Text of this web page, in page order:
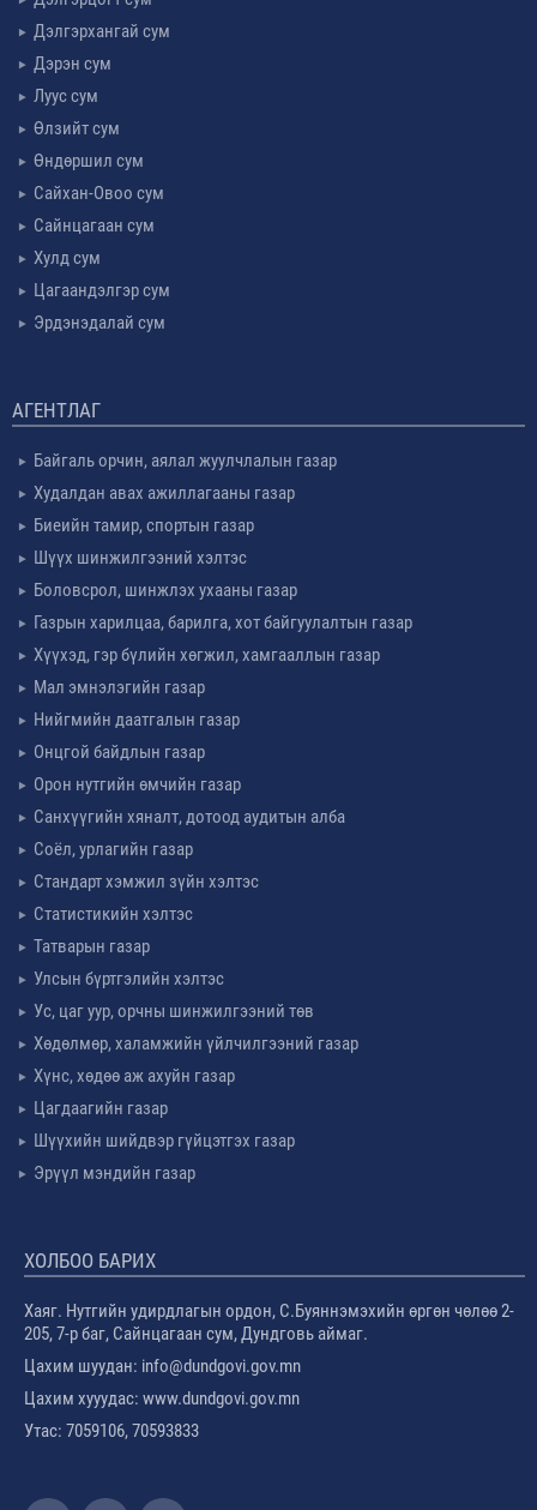
Дэлгэрхангай сум
Дэрэн сум
Луус сум
Өлзийт сум
Өндөршил сум
Сайхан-Овоо сум
Сайнцагаан сум
Хулд сум
Цагаандэлгэр сум
Эрдэнэдалай сум
АГЕНТЛАГ
Байгаль орчин, аялал жуулчлалын газар
Худалдан авах ажиллагааны газар
Биеийн тамир, спортын газар
Шүүх шинжилгээний хэлтэс
Боловсрол, шинжлэх ухааны газар
Газрын харилцаа, барилга, хот байгуулалтын газар
Хүүхэд, гэр бүлийн хөгжил, хамгааллын газар
Мал эмнэлэгийн газар
Нийгмийн даатгалын газар
Онцгой байдлын газар
Орон нутгийн өмчийн газар
Санхүүгийн хяналт, дотоод аудитын алба
Соёл, урлагийн газар
Стандарт хэмжил зүйн хэлтэс
Статистикийн хэлтэс
Татварын газар
Улсын бүртгэлийн хэлтэс
Ус, цаг уур, орчны шинжилгээний төв
Хөдөлмөр, халамжийн үйлчилгээний газар
Хүнс, хөдөө аж ахуйн газар
Цагдаагийн газар
Шүүхийн шийдвэр гүйцэтгэх газар
Эрүүл мэндийн газар
ХОЛБОО БАРИХ
Хаяг. Нутгийн удирдлагын ордон, С.Буяннэмэхийн өргөн чөлөө 2-
205, 7-р баг, Сайнцагаан сум, Дундговь аймаг.
Цахим шуудан: info@dundgovi.gov.mn
Цахим хууудас: www.dundgovi.gov.mn
Утас: 7059106, 70593833